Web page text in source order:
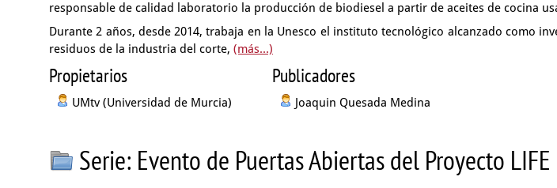
responsable de calidad laboratorio la producción de biodiesel a partir de aceites de cocina
Durante 2 años, desde 2014, trabaja en la Unesco el instituto tecnológico alcanzado como
residuos de la industria del corte, (más...)
Propietarios
UMtv (Universidad de Murcia)
Publicadores
Joaquin Quesada Medina
Serie: Evento de Puertas Abiertas del Proyecto LIFE